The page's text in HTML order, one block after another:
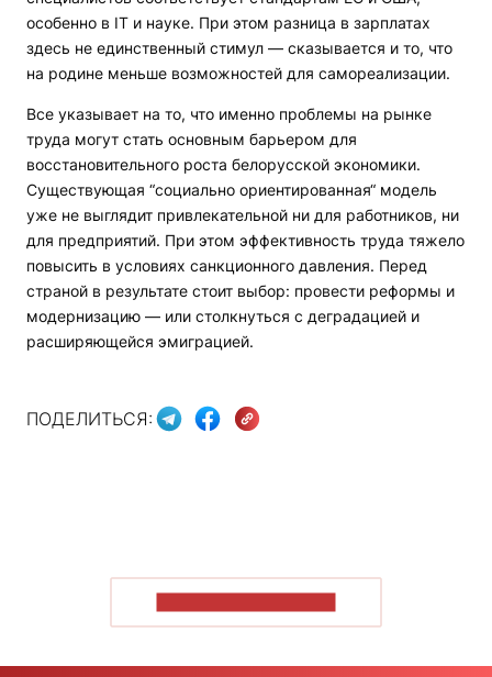
особенно в IT и науке. При этом разница в зарплатах
здесь не единственный стимул — сказывается и то, что
на родине меньше возможностей для самореализации.
Все указывает на то, что именно проблемы на рынке
труда могут стать основным барьером для
восстановительного роста белорусской экономики.
Существующая “социально ориентированная“ модель
уже не выглядит привлекательной ни для работников, ни
для предприятий. При этом эффективность труда тяжело
повысить в условиях санкционного давления. Перед
страной в результате стоит выбор: провести реформы и
модернизацию — или столкнуться с деградацией и
расширяющейся эмиграцией.
ПОДЕЛИТЬСЯ: